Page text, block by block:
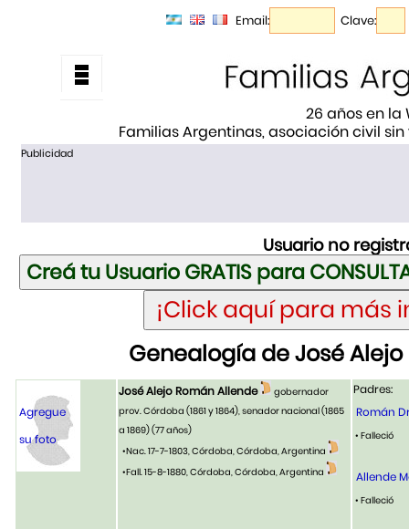
Email: Clave:
26 años en la
Familias Argentinas, asociación civil
Publicidad
Usuario no
Genealogía de José
Agregue
su foto
José Alejo Román Allende
gobernador
prov. Córdoba (1861 y 1864), senador nacional (1865
a 1869)(77 años)
•Nac. 17-7-1803, Córdoba, Córdoba, Argentina
•Fall. 15-8-1880, Córdoba, Córdoba, Argentina
Padres:
Román
• Falleció
Allende
• Falleció